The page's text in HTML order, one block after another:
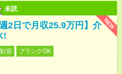
未読
NEW
2日で月収25.9万円】介
迎
ブランクOK